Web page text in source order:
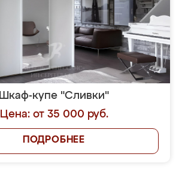
Шкаф-купе "Сливки"
Цена: от 35 000 руб.
ПОДРОБНЕЕ